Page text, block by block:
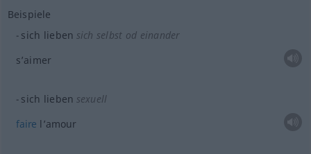
Beispiele
sich lieben sich selbst od einander
s’aimer
sich lieben sexuell
faire l’amour